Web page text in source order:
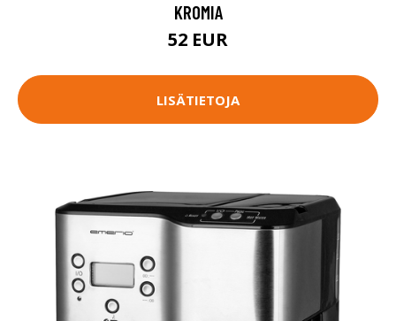
KROMIA
52 EUR
LISÄTIETOJA